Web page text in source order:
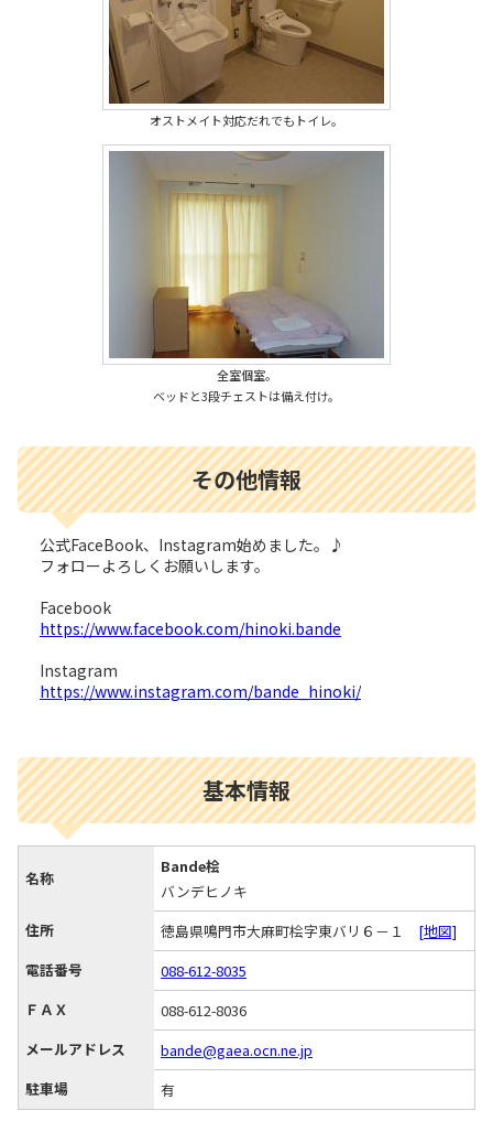
オストメイト対応だれでもトイレ。
全室個室。
ベッドと3段チェストは備え付け。
その他情報
公式FaceBook、Instagram始めました。♪
フォローよろしくお願いします。
Facebook
https://www.facebook.com/hinoki.bande
Instagram
https://www.instagram.com/bande_hinoki/
基本情報
名称
Bande桧
バンデヒノキ
住所
徳島県鳴門市大麻町桧字東バリ６－１ [地図]
電話番号
088-612-8035
ＦＡＸ
088-612-8036
メールアドレス
bande@gaea.ocn.ne.jp
駐車場
有